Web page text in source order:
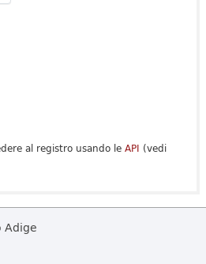
al registro usando le API (vedi
Adige